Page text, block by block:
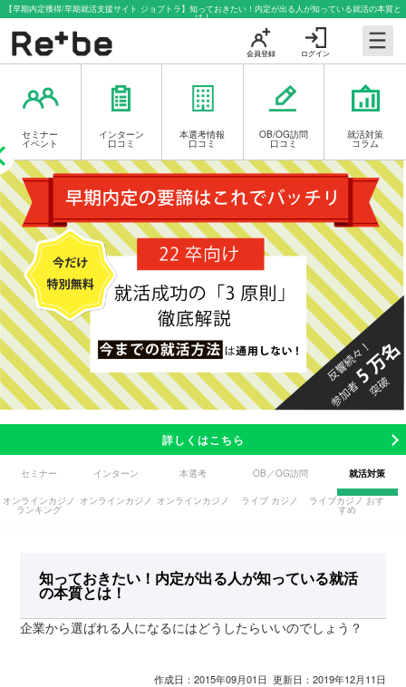
【早期内定獲得/早期就活支援サイト ジョブトラ】知っておきたい！内定が出る人が知っている就活の本質と
は！
ログイン
会員登録
セミナー
イベント
インターン
口コミ
本選考情報
口コミ
OB/OG訪問
口コミ
就活対策
コラム
詳しくはこちら
セミナー インターン 本選考 OB／OG訪問 就活対策
オンラインカジノ
ランキング
オンラインカジノ オンラインカジノ ライブ カジノ ライブカジノ おす
すめ
知っておきたい！内定が出る人が知っている就活
の本質とは！
企業から選ばれる人になるにはどうしたらいいのでしょう？
作成日：2015年09月01日 更新日：2019年12月11日